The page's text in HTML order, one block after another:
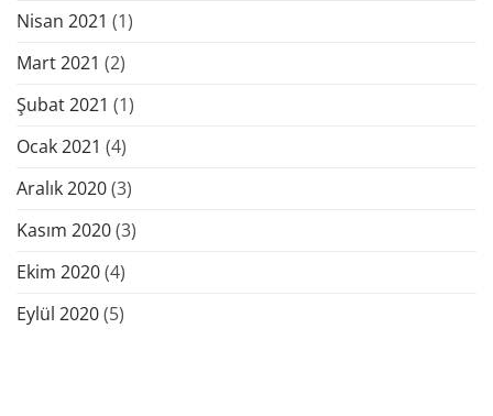
Nisan 2021 (1)
Mart 2021 (2)
Şubat 2021 (1)
Ocak 2021 (4)
Aralık 2020(3)
Kasım 2020(3)
Ekim 2020(4)
Eylül 2020(5)